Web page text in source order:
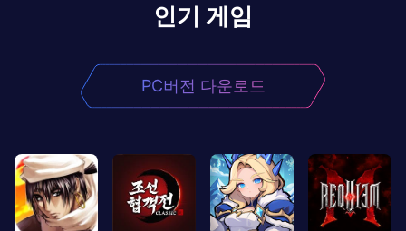
인기 게임
PC버전 다운로드